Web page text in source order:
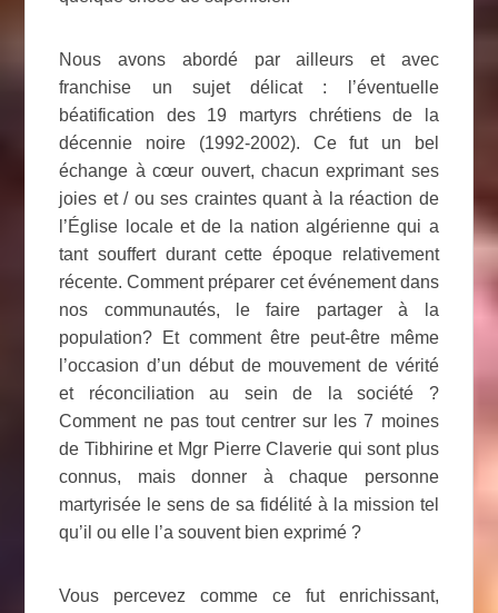
Nous avons abordé par ailleurs et avec
franchise un sujet délicat : l’éventuelle
béatification des 19 martyrs chrétiens de la
décennie noire (1992-2002). Ce fut un bel
échange à cœur ouvert, chacun exprimant ses
joies et / ou ses craintes quant à la réaction de
l’Église locale et de la nation algérienne qui a
tant souffert durant cette époque relativement
récente. Comment préparer cet événement dans
nos communautés, le faire partager à la
population? Et comment être peut-être même
l’occasion d’un début de mouvement de vérité
et réconciliation au sein de la société ?
Comment ne pas tout centrer sur les 7 moines
de Tibhirine et Mgr Pierre Claverie qui sont plus
connus, mais donner à chaque personne
martyrisée le sens de sa fidélité à la mission tel
qu’il ou elle l’a souvent bien exprimé ?
Vous percevez comme ce fut enrichissant,